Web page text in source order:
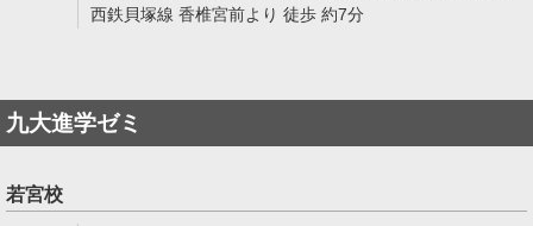
西鉄貝塚線 香椎宮前より 徒歩 約7分
九大進学ゼミ
若宮校